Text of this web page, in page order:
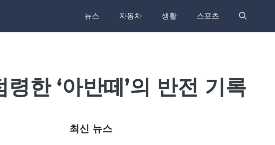
뉴스 자동차 생활 스포츠
한 ‘아반떼’의 반전 기록
최신 뉴스